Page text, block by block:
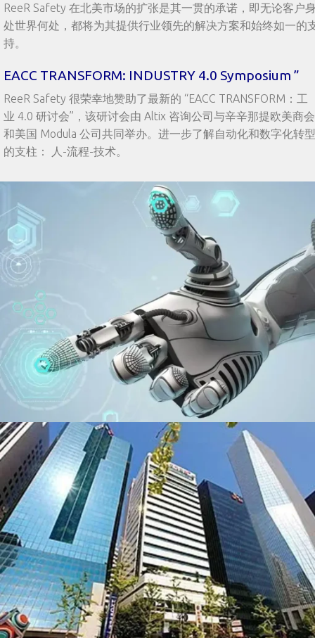
ReeR Safety 在北美市场的扩张是其一贯的承诺，即无论客户
处世界何处，都将为其提供行业领先的解决方案和始终如一的
持。
EACC TRANSFORM: INDUSTRY 4.0 Symposium ”
ReeR Safety 很荣幸地赞助了最新的 “EACC TRANSFORM：工
业 4.0 研讨会”，该研讨会由 Altix 咨询公司与辛辛那提欧美商会
和美国 Modula 公司共同举办。进一步了解自动化和数字化转型
的支柱： 人-流程-技术。